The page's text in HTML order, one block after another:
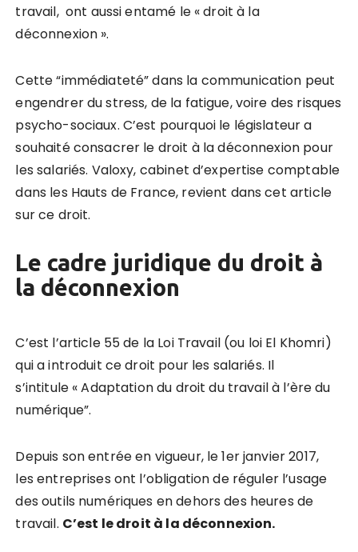
travail, ont aussi entamé le « droit à la
déconnexion ».
Cette “immédiateté” dans la communication peut
engendrer du stress, de la fatigue, voire des risques
psycho-sociaux. C’est pourquoi le législateur a
souhaité consacrer le droit à la déconnexion pour
les salariés. Valoxy, cabinet d’expertise comptable
dans les Hauts de France, revient dans cet article
sur ce droit.
Le cadre juridique du droit à
la déconnexion
C’est l’article 55 de la Loi Travail (ou loi El Khomri)
qui a introduit ce droit pour les salariés. Il
s’intitule « Adaptation du droit du travail à l’ère du
numérique”.
Depuis son entrée en vigueur, le 1er janvier 2017,
les entreprises ont l’obligation de réguler l’usage
des outils numériques en dehors des heures de
travail. C’est le droit à la déconnexion.